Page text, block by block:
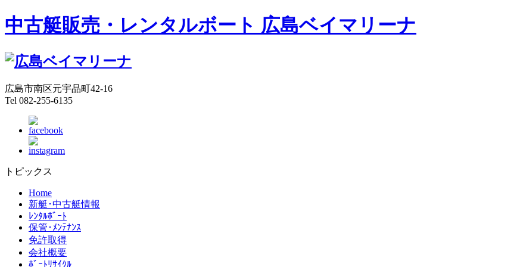
中古艇販売・レンタルボート 広島ベイマリーナ
広島市南区元宇品町42-16
Tel 082-255-6135
トピックス
Home
新艇･中古艇情報
ﾚﾝﾀﾙﾎﾞｰﾄ
保管･ﾒﾝﾃﾅﾝｽ
免許取得
会社概要
ﾎﾞｰﾄﾘｻｲｸﾙ